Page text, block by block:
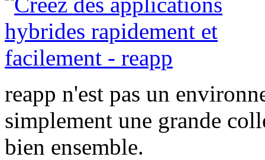
reapp n'est pas un
simplement une grande
bien ensemble.